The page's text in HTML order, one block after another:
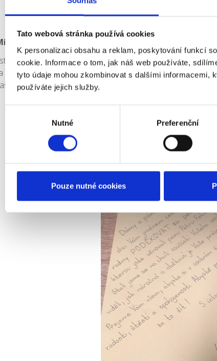
Tato webová stránka používá cookies
K personalizaci obsahu a reklam, poskytování funkcí
cookie. Informace o tom, jak náš web používáte,
tyto údaje mohou zkombinovat s dalšími informacemi,
používáte jejich služby.
Nutné Preferenční
Pouze nutné cookies
Prousová
a ostatnímu personálu
trpělivou práci s jakou jste se
tatínka Josefa Gece.
Pod stromečkem
skrývá pro
Vám všem přeje
PS: Děkuji moc za